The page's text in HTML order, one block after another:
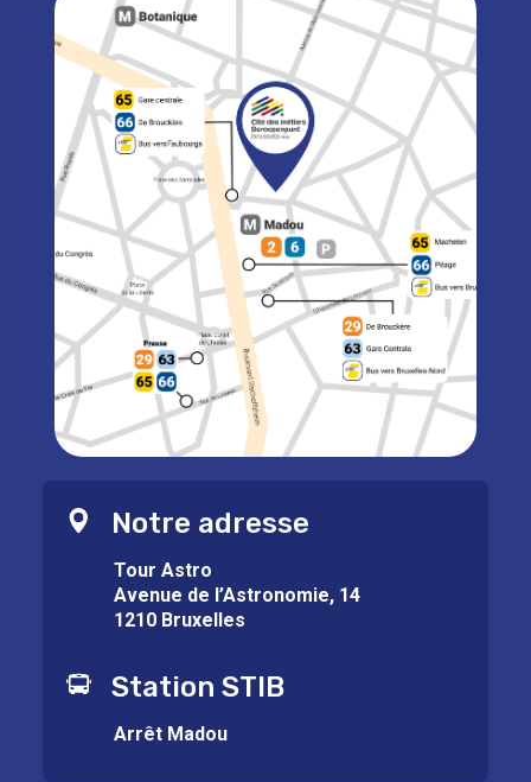
Notre adresse
Tour Astro
Avenue de l’Astronomie, 14
1210 Bruxelles
Station STIB
Arrêt Madou